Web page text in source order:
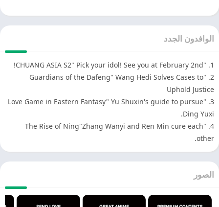
الجدد
2. "Guardians of the Dafeng" Wang Hedi Solves Cases to
Uphold
3. "Love Game in Eastern Fantasy" Yu Shuxin's guide to pursue
Ding
4. "The Rise of Ning"Zhang Wanyi and Ren Min cure each